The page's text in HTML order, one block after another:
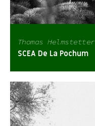
Thomas Helmstetter
SCEA De La Pochum